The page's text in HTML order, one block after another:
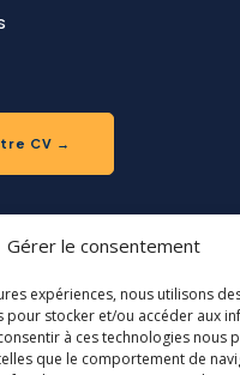
Gérer le consentement
expériences, nous utilisons
pour stocker et/ou accéder aux
à ces technologies nous
que le comportement de
CV →